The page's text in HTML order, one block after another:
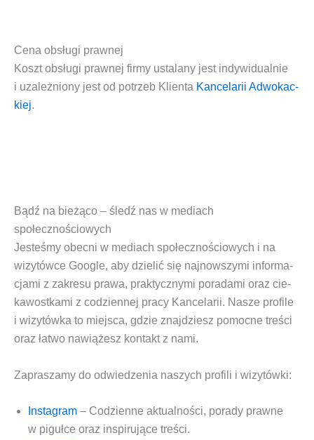
Cena obsługi prawnej
Kosztobsłu­gi praw­nej fir­my usta­la­ny jest indy­wi­du­al­nie
i uza­leż­nio­ny jest od potrzeb Klien­ta Kan­ce­la­rii Adwo­kac­
kiej.
Bądź na bieżąco – śledź nas w mediach
społecznościowych
Jeste­śmy obec­ni w mediach spo­łecz­no­ścio­wych i na
wizy­tów­ce Google, aby dzie­lić się naj­now­szy­mi infor­ma­
cja­mi z zakre­su pra­wa, prak­tycz­ny­mi pora­da­mi oraz cie­
ka­wost­ka­mi z codzien­nej pra­cy Kan­ce­la­rii. Nasze pro­fi­le
i wizy­tów­ka to miej­sca, gdzie znaj­dziesz pomoc­ne tre­ści
oraz łatwo nawią­żesz kon­takt z nami.
Zapra­sza­my do odwie­dze­nia naszych pro­fi­li i wizytówki:
Insta­gram – Codzien­ne aktu­al­no­ści, pora­dy praw­ne
w piguł­ce oraz inspi­ru­ją­ce treści.